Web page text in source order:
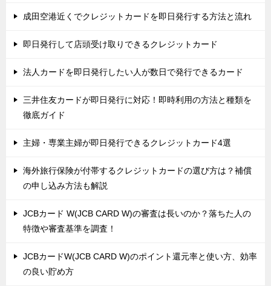
ョ
成田空港近くでクレジットカードを即日発行する方法と流れ
即日発行して店頭受け取りできるクレジットカード
法人カードを即日発行したい人が数日で発行できるカード
三井住友カードが即日発行に対応！即時利用の方法と種類を
徹底ガイド
主婦・専業主婦が即日発行できるクレジットカード4選
海外旅行保険が付帯するクレジットカードの選び方は？補償
の申し込み方法も解説
JCBカード W(JCB CARD W)の審査は長いのか？落ちた人の
特徴や審査基準を調査！
JCBカードW(JCB CARD W)のポイント還元率と使い方、効率
の良い貯め方